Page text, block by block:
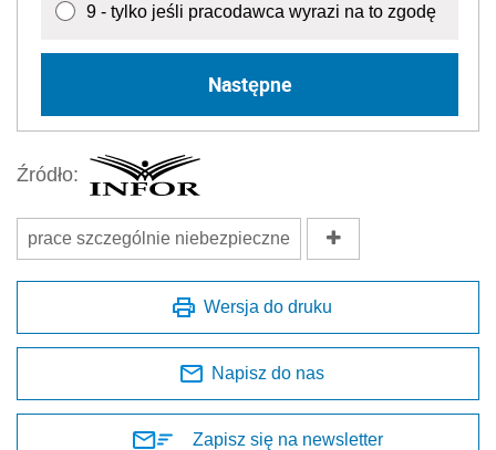
9 - tylko jeśli pracodawca wyrazi na to zgodę
Następne
Źródło:
prace szczególnie niebezpieczne
Wersja do druku
Napisz do nas
Zapisz się na newsletter